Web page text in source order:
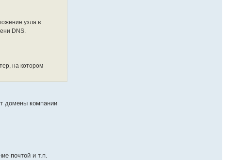
узла в
DNS.
на котором
домены компании
почтой и т.п.